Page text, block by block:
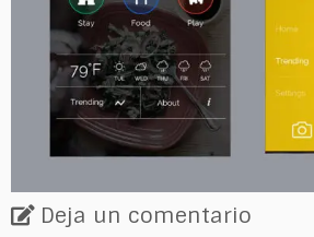
Deja un comentario